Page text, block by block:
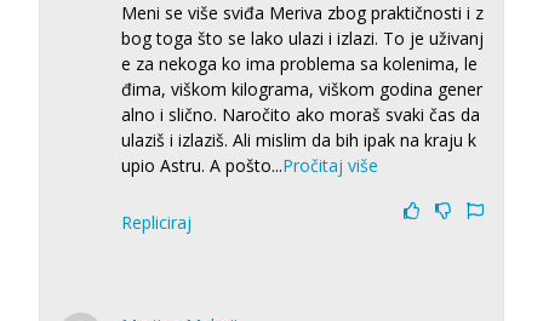
Meni se više sviđa Meriva zbog praktičnosti i z
bog toga što se lako ulazi i izlazi. To je uživanj
e za nekoga ko ima problema sa kolenima, le
đima, viškom kilograma, viškom godina gener
alno i slično. Naročito ako moraš svaki čas da
ulaziš i izlaziš. Ali mislim da bih ipak na kraju k
upio Astru. A pošto...Pročitaj više
Repliciraj